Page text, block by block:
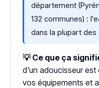
département
132 communes) :
dans la plupart
💡 Ce que ça
d'un adoucisseur
vos équipements et